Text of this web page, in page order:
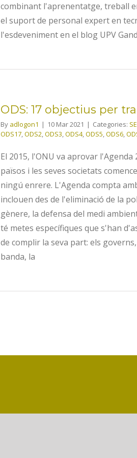
combinant l'aprenentatge, treball
el suport de personal expert en
l'esdeveniment en el blog UPV
ODS: 17 objectius per
By adlogon1 | 10 Mar 2021 | Categories:
ODS17,ODS2,ODS3,ODS4,ODS5,ODS6,
El 2015, l'ONU va aprovar
països i les seves societats
ningú enrere. L'Agenda compta
inclouen des de l'eliminació de la
gènere, la defensa del medi
té metes específiques que s'han
de complir la seva part: els
banda, la